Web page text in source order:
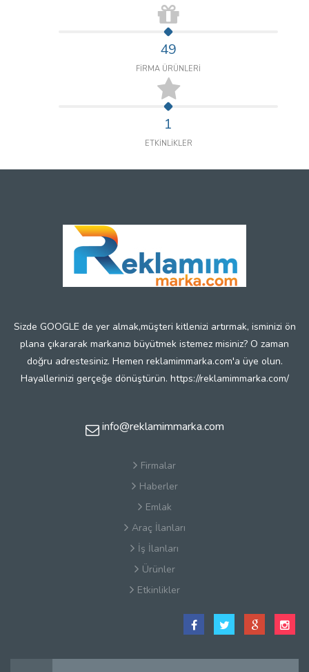
49
FİRMA ÜRÜNLERİ
1
ETKİNLİKLER
Sizde GOOGLE de yer almak,müşteri kitlenizi artırmak, isminizi ön
plana çıkararak markanızı büyütmek istemez misiniz? O zaman
doğru adrestesiniz. Hemen reklamimmarka.com'a üye olun.
Hayallerinizi gerçeğe dönüştürün. https://reklamimmarka.com/
info@reklamimmarka.com
Firmalar
Haberler
Emlak
Araç İlanları
İş İlanları
Ürünler
Etkinlikler
Satış Sözleşmesi